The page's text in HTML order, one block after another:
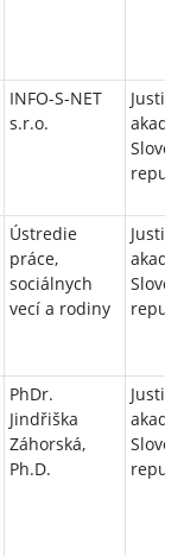
INFO-S-NET
s.r.o.
Ústredie
práce,
sociálnych
vecí a rodiny
PhDr.
Jindřiška
Záhorská,
Ph.D.